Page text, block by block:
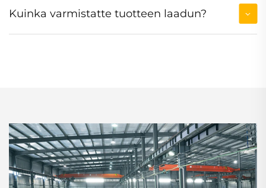
Kuinka varmistatte tuotteen laadun?